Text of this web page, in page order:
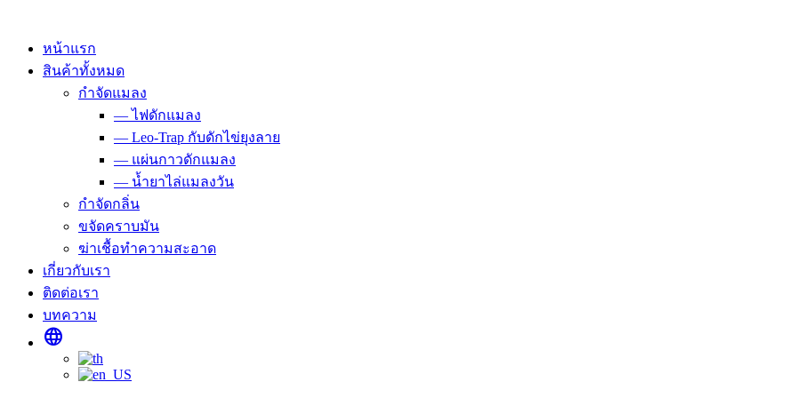
contentหน้าแรก
สินค้าทั้งหมด
กำจัดแมลง
— ไฟดักแมลง
— Leo-Trap กับดักไข่ยุงลาย
— แผ่นกาวดักแมลง
— น้ำยาไล่แมลงวัน
กำจัดกลิ่น
ขจัดคราบมัน
ฆ่าเชื้อทำความสะอาด
เกี่ยวกับเรา
ติดต่อเรา
บทความ
language